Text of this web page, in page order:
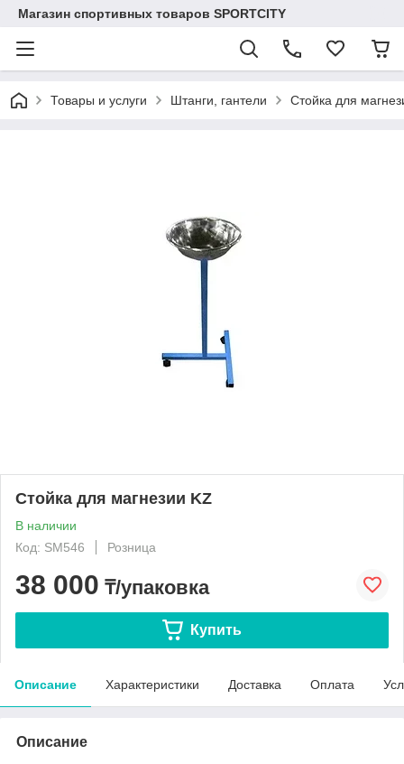
Магазин спортивных товаров SPORTCITY
Товары и услуги Штанги, гантели Стойка для
Стойка для магнезии KZ
В наличии
Код: SM546
Розница
38 000 ₸/упаковка
Купить
Описание Характеристики Доставка Оплата
Описание